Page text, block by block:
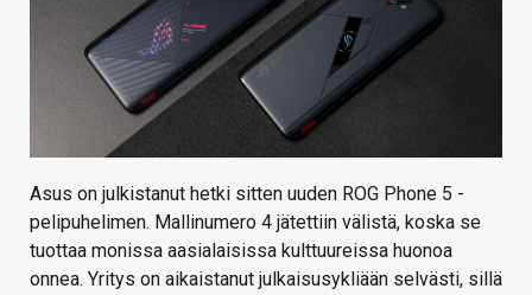
Asus on julkistanut hetki sitten uuden ROG Phone 5 -
pelipuhelimen. Mallinumero 4 jätettiin välistä, koska se
tuottaa monissa aasialaisissa kulttuureissa huonoa
onnea. Yritys on aikaistanut julkaisusykliään selvästi, sillä